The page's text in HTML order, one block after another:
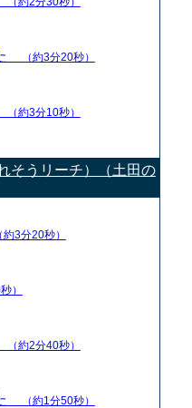
（約3分20秒）
（約3分10秒）
そうリーチ）（土田の
約3分20秒）
）
（約2分40秒）
（約1分50秒）